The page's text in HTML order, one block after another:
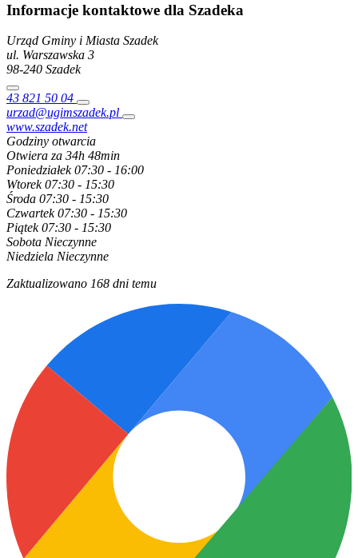
Informacje kontaktowe dla Szadeka
Urząd Gminy i Miasta Szadek
ul. Warszawska 3
98-240 Szadek
43 821 50 04
urzad@ugimszadek.pl
www.szadek.net
Godziny otwarcia
Otwiera za 34h 48min
Poniedziałek 07:30 - 16:00
Wtorek 07:30 - 15:30
Środa 07:30 - 15:30
Czwartek 07:30 - 15:30
Piątek 07:30 - 15:30
Sobota Nieczynne
Niedziela Nieczynne
Zaktualizowano 168 dni temu